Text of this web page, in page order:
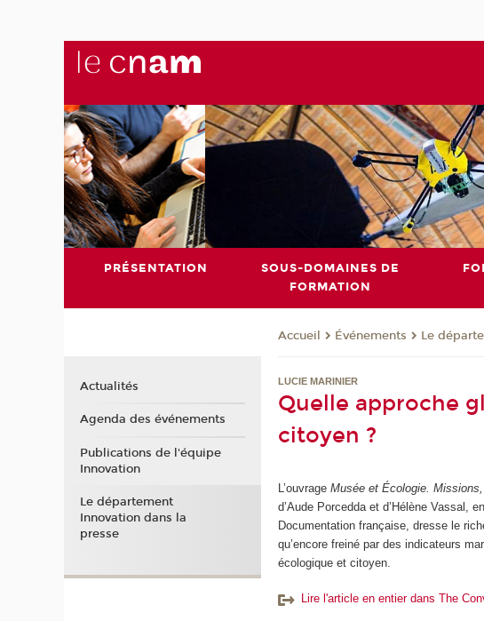
PRÉSENTATION
SOUS-DOMAINES DE
FORMATION
Accueil Événements Le
LUCIE MARINIER
Quelle approche
citoyen ?
L’ouvrageMusée et Écologie.
d’Aude Porcedda et d’Hélène Vassal,
Documentation française, dresse le
qu’encore freiné par des indicateurs
écologique et citoyen.
Lire l'article en entier dans The
Actualités
Agenda des événements
Publications de l'équipe
Innovation
Le département
Innovation dans la
presse